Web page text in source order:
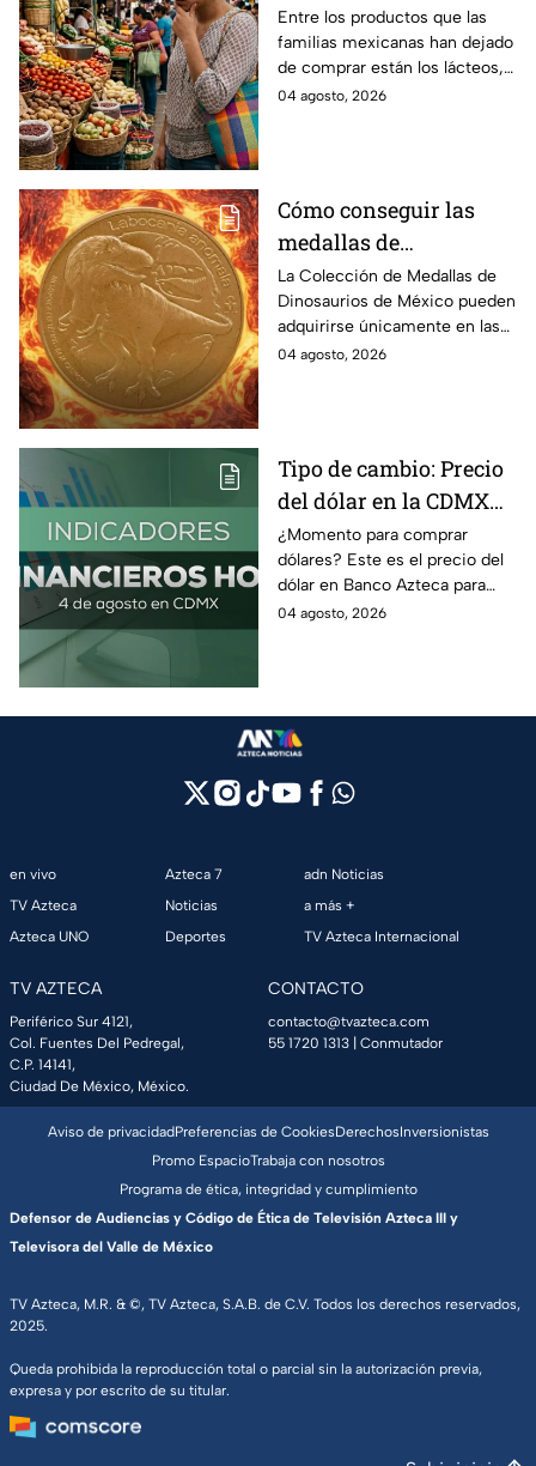
la gente deja de
comprar para cubrir la
canasta básica en
México, según Anpec
Entre los productos que las
familias mexicanas han dejado
de comprar están los lácteos,
comida enlatada, pan de caja,
04 agosto, 2026
Cómo conseguir las
medallas de
Dinosaurios de México
La Colección de Medallas de
Dinosaurios de México pueden
adquirirse únicamente en las
tiendas físicas de la Casa de la
04 agosto, 2026
Tipo de cambio: Precio
del dólar en la CDMX
hoy 4 de agosto 2026
¿Momento para comprar
dólares? Este es el precio del
dólar en Banco Azteca para
hoy martes 4 de agosto 2026:
04 agosto, 2026
en vivo
TV Azteca
Azteca UNO
Azteca 7
Noticias
Deportes
adn Noticias
a más +
TV Azteca Internacional
TV AZTECA
Periférico Sur 4121,
Col. Fuentes Del Pedregal,
C.P. 14141,
Ciudad De México, México.
CONTACTO
contacto@tvazteca.com
55 1720 1313 | Conmutador
TV Azteca, M.R. & ©, TV Azteca, S.A.B. de C.V. Todos los derechos reservados,
2025.
Queda prohibida la reproducción total o parcial sin la autorización previa,
expresa y por escrito de su titular.
Aviso de privacidadPreferencias de CookiesDerechosInversionistas
Promo EspacioTrabaja con nosotros
Programa de ética, integridad y cumplimiento
Defensor de Audiencias y Código de Ética de Televisión Azteca III y
Televisora del Valle de México